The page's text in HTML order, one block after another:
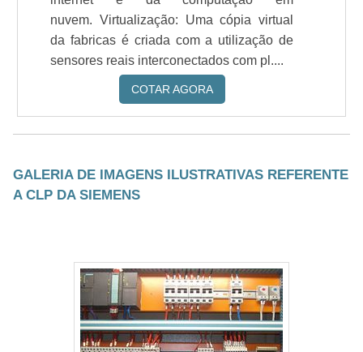
nuvem. Virtualização: Uma cópia virtual
da fabricas é criada com a utilização de
sensores reais interconectados com pl....
COTAR AGORA
GALERIA DE IMAGENS ILUSTRATIVAS REFERENTE
A CLP DA SIEMENS